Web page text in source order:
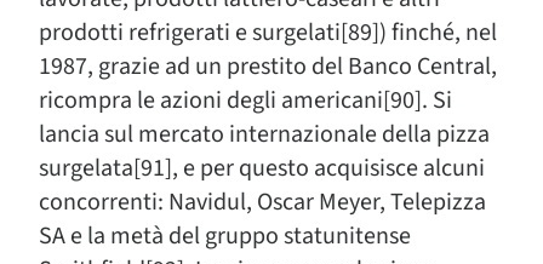
prodotti refrigerati e surgelati[89]) finché, nel
1987, grazie ad un prestito del Banco Central,
ricompra le azioni degli americani[90]. Si
lancia sul mercato internazionale della pizza
surgelata[91], e per questo acquisisce alcuni
concorrenti: Navidul, Oscar Meyer, Telepizza
SA e la metà del gruppo statunitense